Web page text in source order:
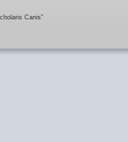
Canis”